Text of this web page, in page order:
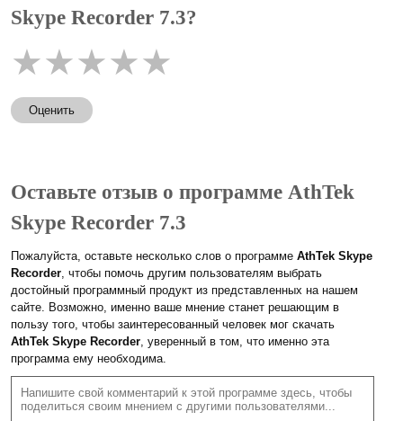
Skype Recorder 7.3?
★★★★★
Оценить
Оставьте отзыв о программе AthTek
Skype Recorder 7.3
Пожалуйста, оставьте несколько слов о программе AthTek Skype
Recorder, чтобы помочь другим пользователям выбрать
достойный программный продукт из представленных на нашем
сайте. Возможно, именно ваше мнение станет решающим в
пользу того, чтобы заинтересованный человек мог скачать
AthTek Skype Recorder, уверенный в том, что именно эта
программа ему необходима.